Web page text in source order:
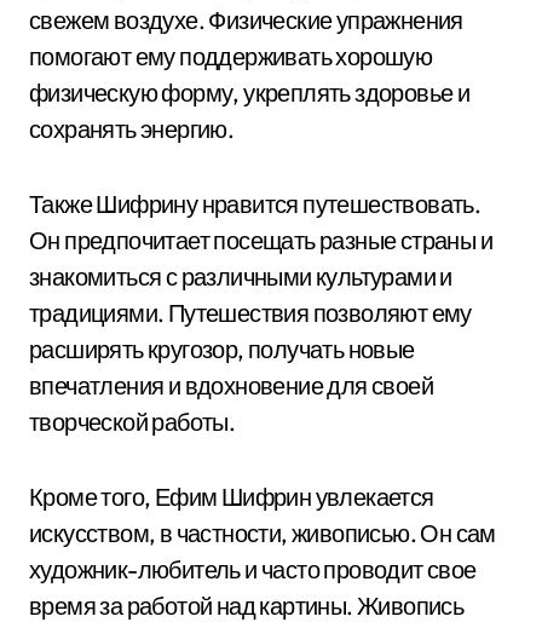
свежем воздухе. Физические упражнения
помогают ему поддерживать хорошую
физическую форму, укреплять здоровье и
сохранять энергию.
Также Шифрину нравится путешествовать.
Он предпочитает посещать разные страны и
знакомиться с различными культурами и
традициями. Путешествия позволяют ему
расширять кругозор, получать новые
впечатления и вдохновение для своей
творческой работы.
Кроме того, Ефим Шифрин увлекается
искусством, в частности, живописью. Он сам
художник-любитель и часто проводит свое
время за работой над картины. Живопись